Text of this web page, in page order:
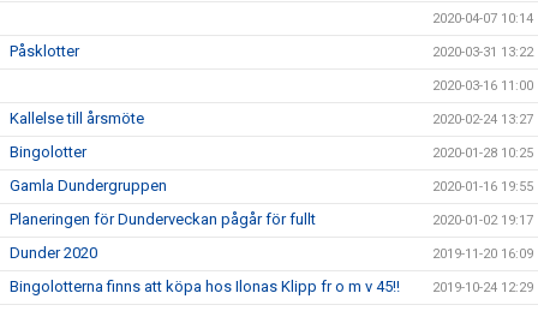
2020-04-07 10:14
Påsklotter 2020-03-31 13:22
2020-03-16 11:00
Kallelse till årsmöte 2020-02-24 13:27
Bingolotter 2020-01-28 10:25
Gamla Dundergruppen 2020-01-16 19:55
Planeringen för Dunderveckan pågår för fullt 2020-01-02 19:17
Dunder 2020 2019-11-20 16:09
Bingolotterna finns att köpa hos Ilonas Klipp fr o m v 45!! 2019-10-24 12:29